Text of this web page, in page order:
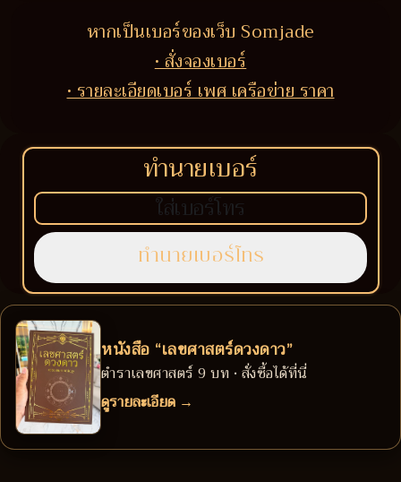
หากเป็นเบอร์ของเว็บ Somjade
• สั่งจองเบอร์
• รายละเอียดเบอร์ เพศ เครือข่าย ราคา
ทำนายเบอร์
หนังสือ “เลขศาสตร์ดวงดาว”
ตำราเลขศาสตร์ 9 บท • สั่งซื้อได้ที่นี่
ดูรายละเอียด →